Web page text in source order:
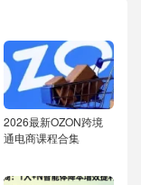
2026最新OZON跨境
通电商课程合集